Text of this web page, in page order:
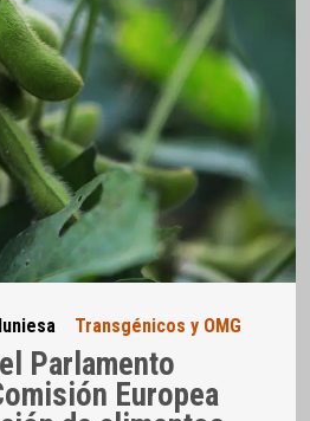
Transgénicos y OMG
Parlamento
Europea